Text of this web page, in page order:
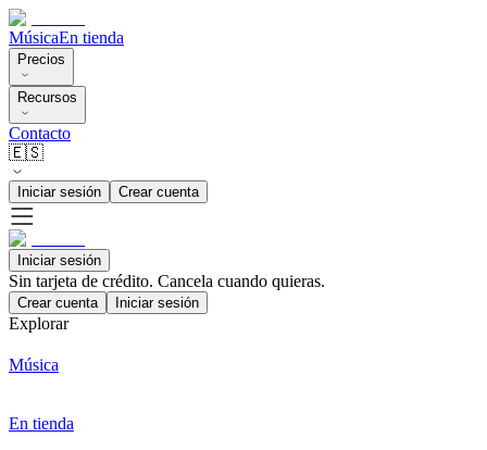
MúsicaEn tienda
Precios
Recursos
Contacto
🇪🇸
Iniciar sesión Crear cuenta
Iniciar sesión
Sin tarjeta de crédito. Cancela cuando quieras.
Crear cuenta Iniciar sesión
Explorar
Música
En tienda